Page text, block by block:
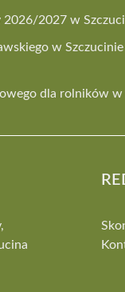
2026/2027 w
w Szczucinie
dla rolników w